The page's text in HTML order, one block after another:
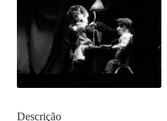
Descrição